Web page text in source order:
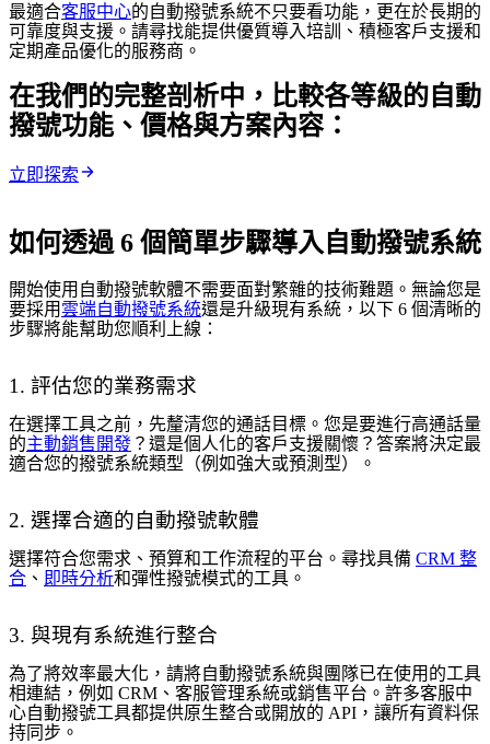
最適合客服中心的自動撥號系統不只要看功能，更在於長期的
可靠度與支援。請尋找能提供優質導入培訓、積極客戶支援和
定期產品優化的服務商。
在我們的完整剖析中，比較各等級的自動
撥號功能、價格與方案內容：
立即探索
如何透過 6 個簡單步驟導入自動撥號系統
開始使用自動撥號軟體不需要面對繁雜的技術難題。無論您是
要採用雲端自動撥號系統還是升級現有系統，以下 6 個清晰的
步驟將能幫助您順利上線：
1. 評估您的業務需求
在選擇工具之前，先釐清您的通話目標。您是要進行高通話量
的主動銷售開發 ？還是個人化的客戶支援關懷？答案將決定最
適合您的撥號系統類型（例如強大或預測型）。
2. 選擇合適的自動撥號軟體
選擇符合您需求、預算和工作流程的平台。尋找具備 CRM 整
合 、 即時分析和彈性撥號模式的工具。
3. 與現有系統進行整合
為了將效率最大化，請將自動撥號系統與團隊已在使用的工具
相連結，例如 CRM、客服管理系統或銷售平台。許多客服中
心自動撥號工具都提供原生整合或開放的 API，讓所有資料保
持同步。